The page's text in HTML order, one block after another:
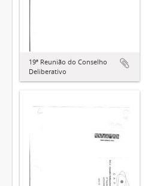
19ª Reunião do Conselho
Deliberativo